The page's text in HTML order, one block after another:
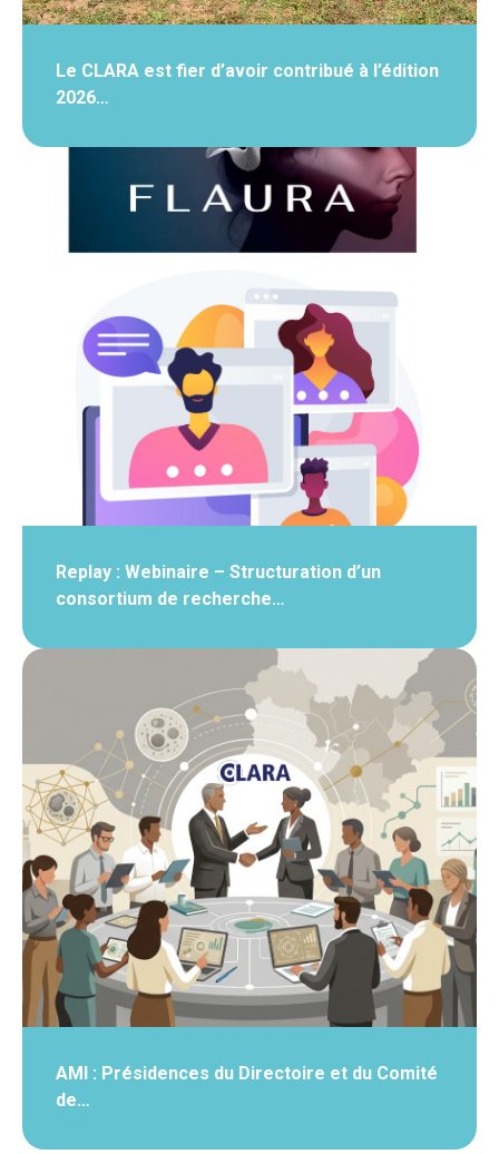
Le CLARA est fier d’avoir contribué à l’édition
2026…
Replay : Webinaire – Structuration d’un
consortium de recherche…
AMI : Présidences du Directoire et du Comité
de…